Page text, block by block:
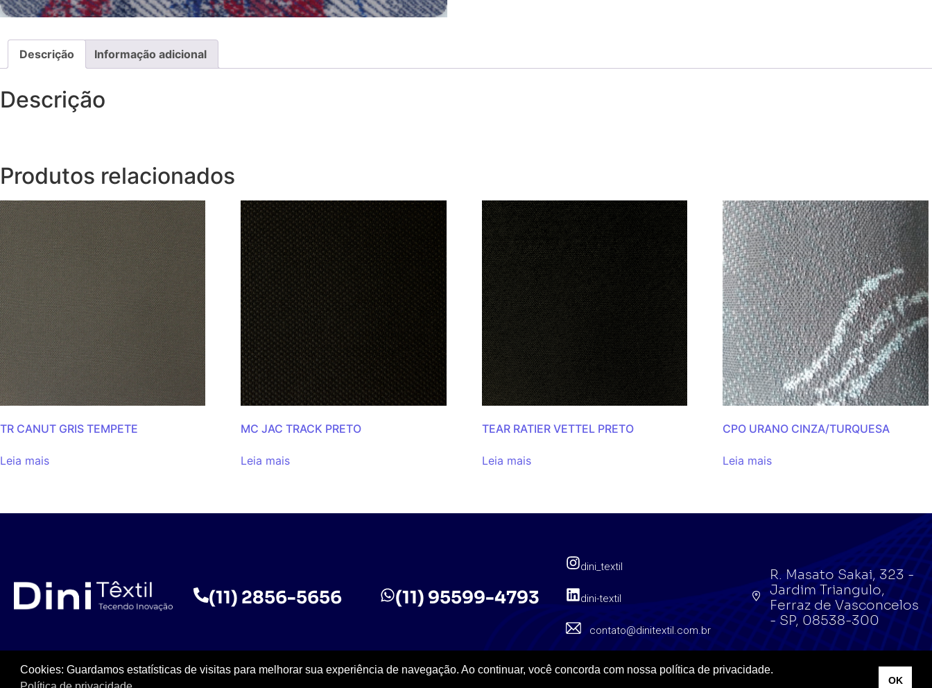
Descrição Informação adicional
Descrição
Produtos relacionados
TR CANUT GRIS TEMPETE
Leia mais
MC JAC TRACK PRETO
Leia mais
TEAR RATIER VETTEL PRETO
Leia mais
CPO URANO CINZA/TURQUESA
Leia mais
(11) 2856-5656 (11) 95599-4793
dini_textil
dini-textil
contato@dinitextil.com.br
R. Masato Sakai, 323 -
Jardim Triangulo,
Ferraz de Vasconcelos
- SP, 08538-300
Cookies: Guardamos estatísticas de visitas para melhorar sua experiência de navegação. Ao continuar, você concorda com nossa política de privacidade.
OK